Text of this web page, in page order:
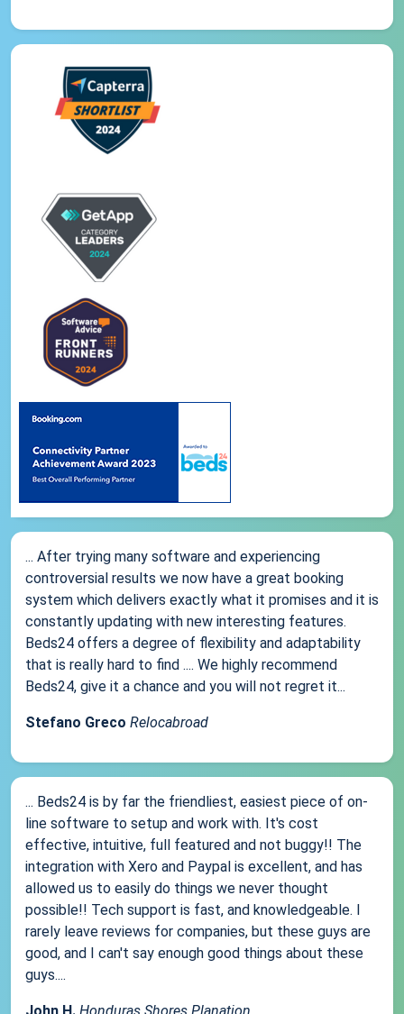
... After trying many software and experiencing
controversial results we now have a great booking
system which delivers exactly what it promises and it is
constantly updating with new interesting features.
Beds24 offers a degree of flexibility and adaptability
that is really hard to find .... We highly recommend
Beds24, give it a chance and you will not regret it...
Stefano Greco Relocabroad
... Beds24 is by far the friendliest, easiest piece of on-
line software to setup and work with. It's cost
effective, intuitive, full featured and not buggy!! The
integration with Xero and Paypal is excellent, and has
allowed us to easily do things we never thought
possible!! Tech support is fast, and knowledgeable. I
rarely leave reviews for companies, but these guys are
good, and I can't say enough good things about these
guys....